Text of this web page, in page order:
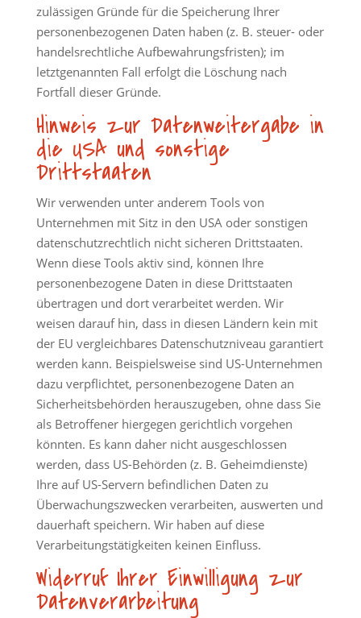
zulässigen Gründe für die Speicherung Ihrer
personenbezogenen Daten haben (z. B. steuer- oder
handelsrechtliche Aufbewahrungsfristen); im
letztgenannten Fall erfolgt die Löschung nach
Fortfall dieser Gründe.
Hinweis zur Datenweitergabe in
die USA und sonstige
Drittstaaten
Wir verwenden unter anderem Tools von
Unternehmen mit Sitz in den USA oder sonstigen
datenschutzrechtlich nicht sicheren Drittstaaten.
Wenn diese Tools aktiv sind, können Ihre
personenbezogene Daten in diese Drittstaaten
übertragen und dort verarbeitet werden. Wir
weisen darauf hin, dass in diesen Ländern kein mit
der EU vergleichbares Datenschutzniveau garantiert
werden kann. Beispielsweise sind US-Unternehmen
dazu verpflichtet, personenbezogene Daten an
Sicherheitsbehörden herauszugeben, ohne dass Sie
als Betroffener hiergegen gerichtlich vorgehen
könnten. Es kann daher nicht ausgeschlossen
werden, dass US-Behörden (z. B. Geheimdienste)
Ihre auf US-Servern befindlichen Daten zu
Überwachungszwecken verarbeiten, auswerten und
dauerhaft speichern. Wir haben auf diese
Verarbeitungstätigkeiten keinen Einfluss.
Widerruf Ihrer Einwilligung zur
Datenverarbeitung